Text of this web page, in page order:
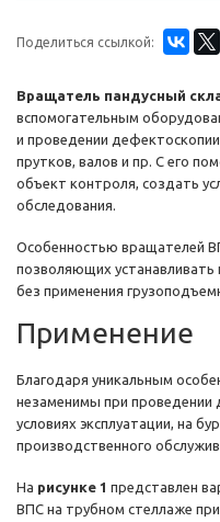
Поделиться ссылкой:
Вращатель пандусный
вспомогательным
и проведении
прутков, валов и пр. С его
объект контроля, создать
обследования.
Особенностью вращателей
позволяющих устанавливать
без применения
Применение
Благодаря уникальным
незаменимы при проведении
условиях эксплуатации, на
производственного
На рисунке 1 представлен
ВПС на трубном стеллаже